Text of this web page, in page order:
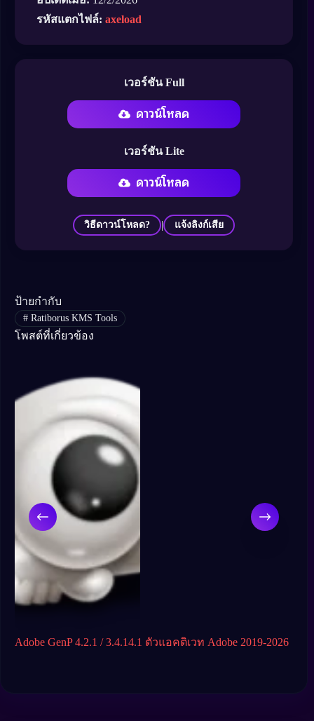
รหัสแตกไฟล์: axeload
เวอร์ชัน Full
ดาวน์โหลด
เวอร์ชัน Lite
ดาวน์โหลด
วิธีดาวน์โหลด? | แจ้งลิงก์เสีย
ป้ายกำกับ
#Ratiborus KMS Tools
โพสต์ที่เกี่ยวข้อง
Adobe GenP 4.2.1 / 3.4.14.1 ตัวแอคติเวท Adobe 2019-2026